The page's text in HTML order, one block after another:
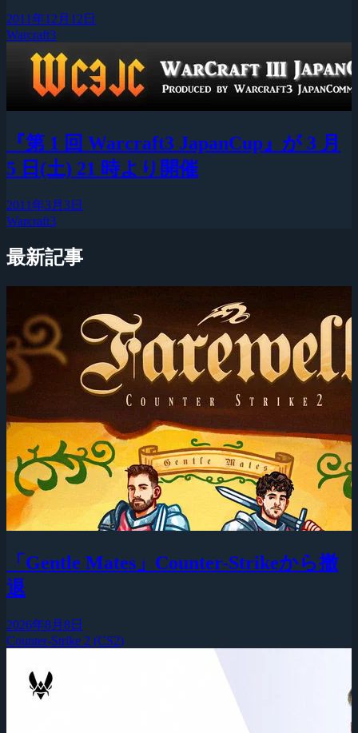
2011年12月12日
Warcraft3
『第 1 回 Warcraft3 JapanCup』が 3 月
5 日(土) 21 時より開催
2011年3月3日
Warcraft3
最新記事
「Gentle Mates」Counter-Strikeから撤
退
2026年8月8日
Counter-Strike 2 (CS2)